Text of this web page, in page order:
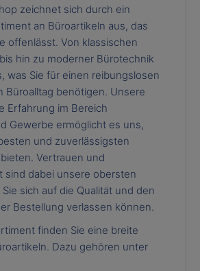
zeichnet sich durch ein
an Büroartikeln aus, das
offenlässt. Von klassischen
hin zu moderner Bürotechnik
was Sie für einen reibungslosen
Büroalltag benötigen. Unsere
Erfahrung im Bereich
Gewerbe ermöglicht es uns,
und zuverlässigsten
Vertrauen und
sind dabei unsere obersten
sich auf die Qualität und den
Bestellung verlassen können.
finden Sie eine breite
Dazu gehören unter